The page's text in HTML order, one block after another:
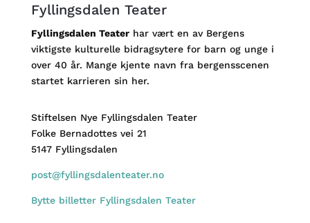
Fyllingsdalen Teater
Fyllingsdalen Teaterhar vært en av Bergens
viktigste kulturelle bidragsytere for barn og unge i
over 40 år. Mange kjente navn fra bergensscenen
startet karrieren sin her.
Stiftelsen Nye Fyllingsdalen Teater
Folke Bernadottes vei 21
5147 Fyllingsdalen
post@fyllingsdalenteater.no
Bytte billetter Fyllingsdalen Teater